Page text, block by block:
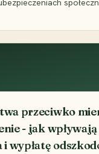
przeciwko
- jak
i wypłatę